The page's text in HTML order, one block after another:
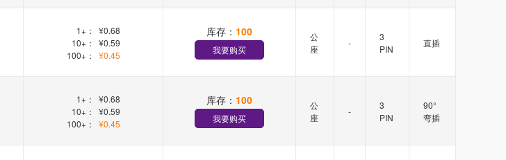
1+：
¥0.68
10+：
¥0.59
100+：
¥0.45
库存： 100
我要购买
公
座
-
3
PIN
直插
1+：
¥0.68
10+：
¥0.59
100+：
¥0.45
库存： 100
我要购买
公
座
-
3
PIN
90°
弯插